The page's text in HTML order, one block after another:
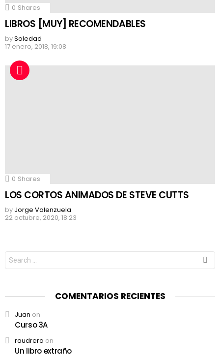
0 Shares
LIBROS [MUY] RECOMENDABLES
bySoledad
17 enero, 2018, 19:08
0 Shares
LOS CORTOS ANIMADOS DE STEVE CUTTS
by Jorge Valenzuela
22 octubre, 2020, 18:23
Search
for:
COMENTARIOS RECIENTES
Juan on
Curso 3A
raudrera on
Un libro extraño